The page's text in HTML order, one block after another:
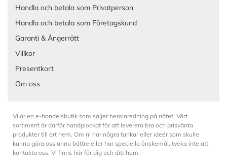
Handla och betala som Privatperson
Handla och betala som Företagskund
Garanti & Ångerrätt
Villkor
Presentkort
Om oss
Vi är en e-handelsbutik som säljer heminredning på nätet. Vårt
sortiment är därför handplockat för att leverera bra och prisvärda
produkter till ert hem. Om ni har några tankar eller ideér som skulle
kunna göra oss ännu bättre eller har speciella önskemål, tveka inte att
kontakta oss. Vi finns här för dig och ditt hem.